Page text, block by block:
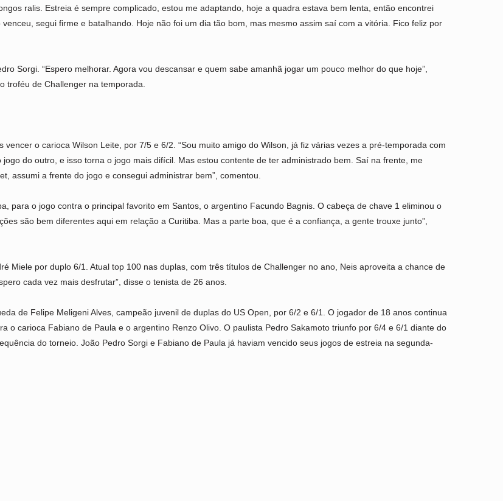
ralis. Estreia é sempre complicado, estou me adaptando, hoje a quadra estava bem lenta, então encontrei
segui firme e batalhando. Hoje não foi um dia tão bom, mas mesmo assim saí com a vitória. Fico feliz por
Sorgi. “Espero melhorar. Agora vou descansar e quem sabe amanhã jogar um pouco melhor do que hoje”,
troféu de Challenger na temporada.
o carioca Wilson Leite, por 7/5 e 6/2. “Sou muito amigo do Wilson, já fiz várias vezes a pré-temporada com
do outro, e isso torna o jogo mais difícil. Mas estou contente de ter administrado bem. Saí na frente, me
assumi a frente do jogo e consegui administrar bem”, comentou.
para o jogo contra o principal favorito em Santos, o argentino Facundo Bagnis. O cabeça de chave 1 eliminou o
são bem diferentes aqui em relação a Curitiba. Mas a parte boa, que é a confiança, a gente trouxe junto”,
Miele por duplo 6/1. Atual top 100 nas duplas, com três títulos de Challenger no ano, Neis aproveita a chance de
cada vez mais desfrutar”, disse o tenista de 26 anos.
de Felipe Meligeni Alves, campeão juvenil de duplas do US Open, por 6/2 e 6/1. O jogador de 18 anos continua
o carioca Fabiano de Paula e o argentino Renzo Olivo. O paulista Pedro Sakamoto triunfo por 6/4 e 6/1 diante do
do torneio. João Pedro Sorgi e Fabiano de Paula já haviam vencido seus jogos de estreia na segunda-